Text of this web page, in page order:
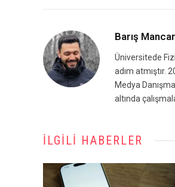
Barış Mancar
Üniversitede
adım atmıştır.
Medya
altında
İLGILI HABERLER